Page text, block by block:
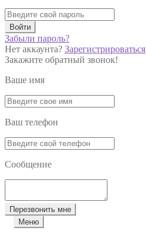
Войти
Забыли пароль?
Нет аккаунта? Зарегистрироваться
Закажите обратный звонок!
Ваше имя
Ваш телефон
Сообщение
Перезвонить мне
Меню